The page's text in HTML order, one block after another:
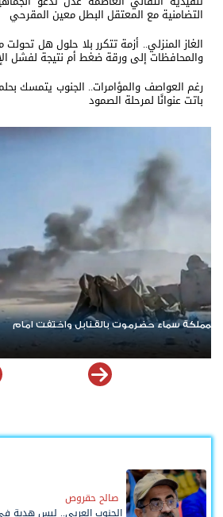
التضامنية مع المعتقل البطل معين المقرحي
الغاز المنزلي.. أزمة تتكرر بلا حلول هل
والمحافظات إلى ورقة ضغط أم نتيجة لفشل
رغم العواصف والمؤامرات.. الجنوب يتمسك
باتت عنوانًا لمرحلة الصمود
نيران واشنطن تتصاعد.. مواجهة أمريكية
وترفع أسعار النفط
صالح حقروص
الجنوب العربي.. ليس هدية